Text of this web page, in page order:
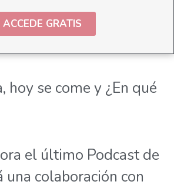
ACCEDE GRATIS
hoy se come y ¿En qué
el último Podcast de
una colaboración con